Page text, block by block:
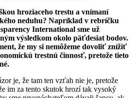
hroziaceho trestu a vnímaní
neduhu? Napríklad v rebríčku
International sme už
výsledkom okolo päťdesiat bodov.
že my si nemôžeme dovoliť znížiť
trestnú činnosť, pretože tieto
je, že tam ten vzťah nie je, pretože
im za tento skutok hrozí tak vysoký